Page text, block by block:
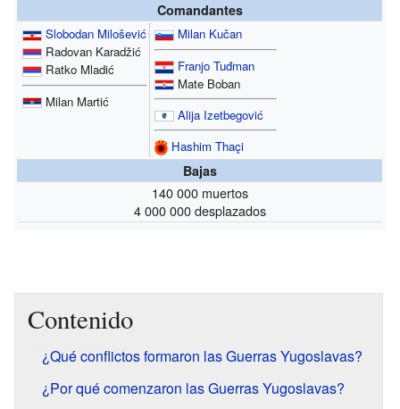
Comandantes
Slobodan Milošević
Radovan Karadžić
Ratko Mladić
Milan Martić
Milan Kučan
Franjo Tuđman
Mate Boban
Alija Izetbegović
Hashim Thaçi
Bajas
140 000 muertos
4 000 000 desplazados
Contenido
¿Qué conflictos formaron las Guerras Yugoslavas?
¿Por qué comenzaron las Guerras Yugoslavas?